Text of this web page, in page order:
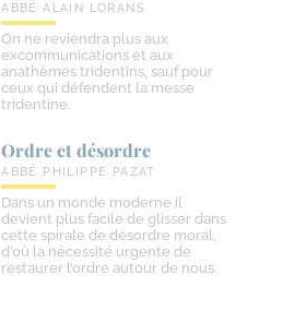
ABBÉ ALAIN LORANS
On ne reviendra plus aux
excommunications et aux
anathèmes tridentins, sauf pour
ceux qui défendent la messe
tridentine.
Ordre et désordre
ABBÉ PHILIPPE PAZAT
Dans un monde moderne il
devient plus facile de glisser dans
cette spirale de désordre moral,
d’où la nécessité urgente de
restaurer l’ordre autour de nous.